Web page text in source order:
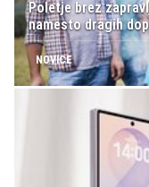
Poletje brez
namesto dragih
NOVICE